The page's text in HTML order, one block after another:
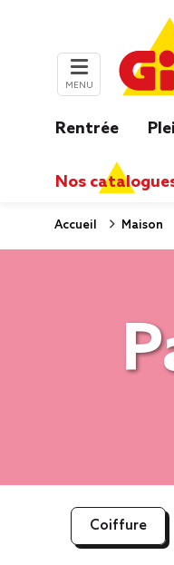
MENU
Rentrée
Nos
Accueil Maison
Coiffure